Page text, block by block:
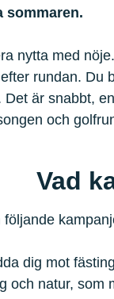
sommaren.
nytta med
rundan. Du
är snabbt,
och
Vad
dig mot
och natur, som